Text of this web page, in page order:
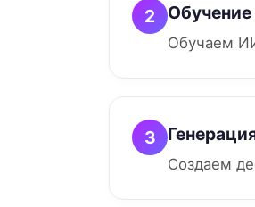
2
Обучаем
3
Создаем